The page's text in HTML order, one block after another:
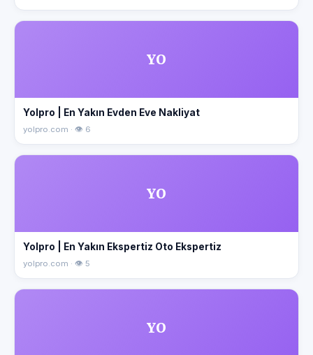
YO
Yolpro | En Yakın Evden Eve Nakliyat
yolpro.com · 👁 6
YO
Yolpro | En Yakın Ekspertiz Oto Ekspertiz
yolpro.com · 👁 5
YO